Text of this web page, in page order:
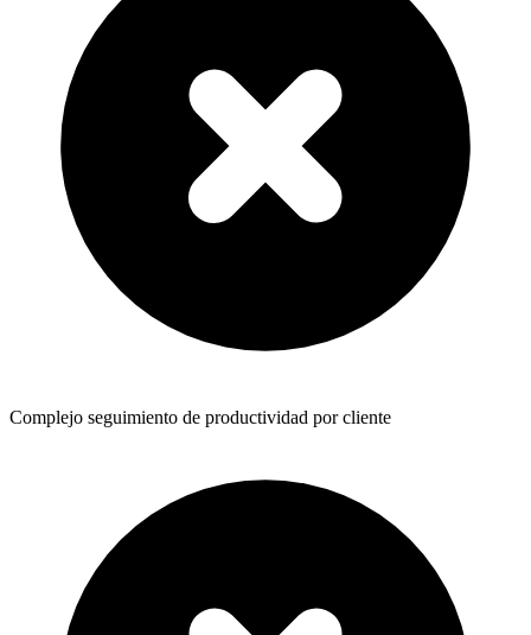
Complejo seguimiento de productividad por cliente